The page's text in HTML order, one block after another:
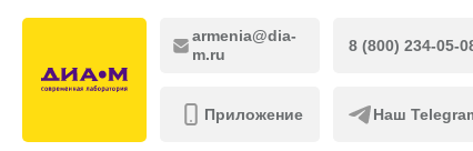
armenia@dia-
m.ru
8 (800) 234-05-
Приложение Наш